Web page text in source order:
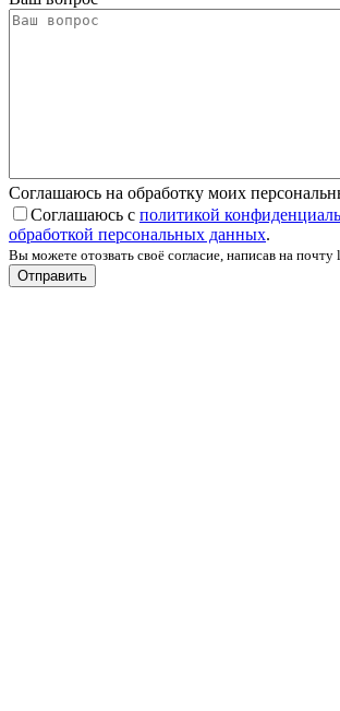
Соглашаюсь на обработку моих
Соглашаюсь с политикой
обработкой персональных данных.
Вы можете отозвать своё согласие, написав на